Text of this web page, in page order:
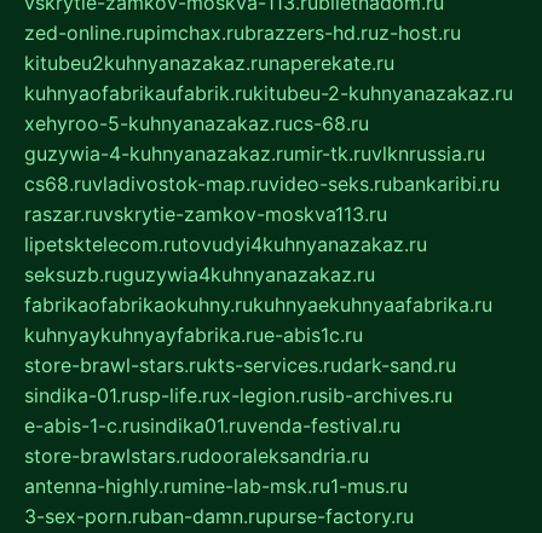
zed-online.rupimchax.rubrazzers-hd.ruz-host.ru
kitubeu2kuhnyanazakaz.runaperekate.ru
kuhnyaofabrikaufabrik.rukitubeu-2-kuhnyanazakaz.ru
xehyroo-5-kuhnyanazakaz.rucs-68.ru
guzywia-4-kuhnyanazakaz.rumir-tk.ruvlknrussia.ru
cs68.ruvladivostok-map.ruvideo-seks.rubankaribi.ru
raszar.ruvskrytie-zamkov-moskva113.ru
lipetsktelecom.rutovudyi4kuhnyanazakaz.ru
seksuzb.ruguzywia4kuhnyanazakaz.ru
fabrikaofabrikaokuhny.rukuhnyaekuhnyaafabrika.ru
kuhnyaykuhnyayfabrika.rue-abis1c.ru
store-brawl-stars.rukts-services.rudark-sand.ru
sindika-01.rusp-life.rux-legion.rusib-archives.ru
e-abis-1-c.rusindika01.ruvenda-festival.ru
store-brawlstars.rudooraleksandria.ru
antenna-highly.rumine-lab-msk.ru1-mus.ru
3-sex-porn.ruban-damn.rupurse-factory.ru